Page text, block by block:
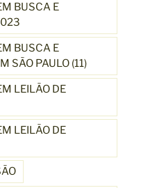
BUSCA E
BUSCA E
SÃO PAULO (11)
LEILÃO DE
LEILÃO DE